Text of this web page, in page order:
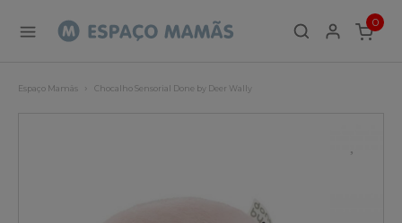
0
ITEMS
Espaço Mamãs Chocalho Sensorial Done by Deer Wally